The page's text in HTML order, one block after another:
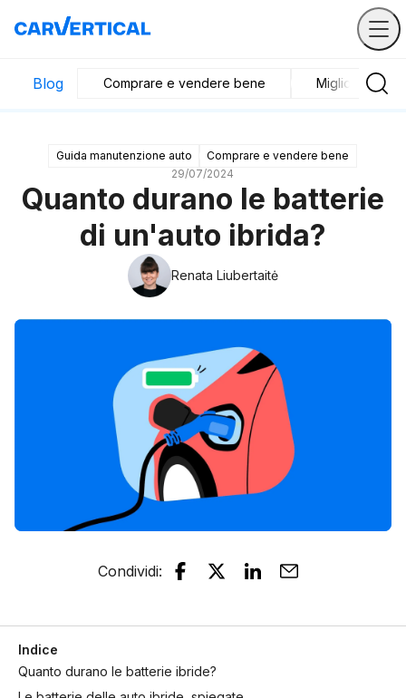
Blog Comprare e vendere bene Migliori veicoli
Guida manutenzione auto
Comprare e vendere bene
29/07/2024
Quanto durano le batterie
di un'auto ibrida?
Renata Liubertaitė
Condividi:
Indice
Quanto durano le batterie ibride?